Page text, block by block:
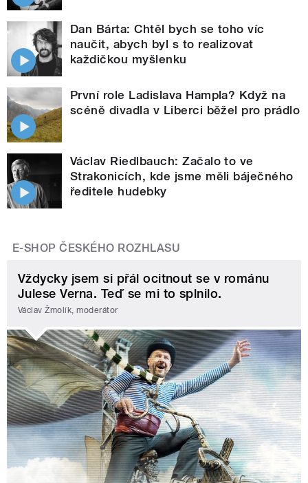
Dan Bárta: Chtěl bych se toho víc
naučit, abych byl s to realizovat
každičkou myšlenku
První role Ladislava Hampla? Když na
scéně divadla v Liberci běžel pro prádlo
Václav Riedlbauch: Začalo to ve
Strakonicích, kde jsme měli báječného
ředitele hudebky
E-SHOP ČESKÉHO ROZHLASU
Vždycky jsem si přál ocitnout se v románu
Julese Verna. Teď se mi to splnilo.
Václav Žmolík, moderátor